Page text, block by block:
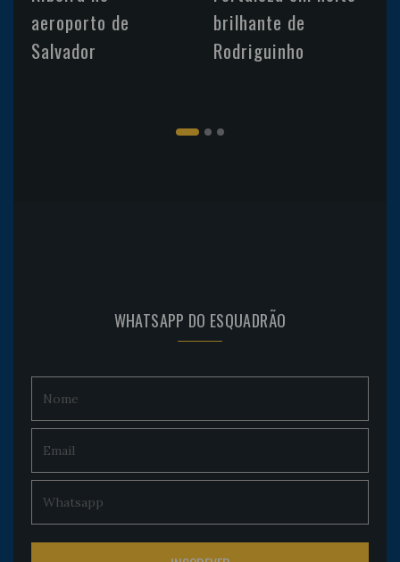
aeroporto de
Salvador
brilhante de
Rodriguinho
WHATSAPP DO ESQUADRÃO